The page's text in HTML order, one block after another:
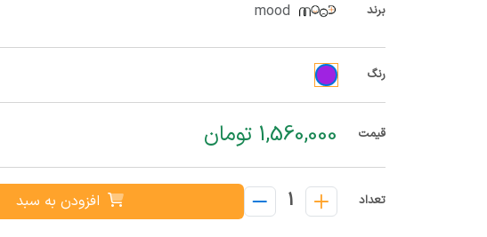
برند mood
رنگ
قیمت 1,560,000 تومان
تعداد 1 افزودن به سبد